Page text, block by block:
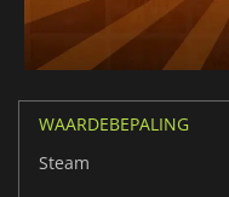
WAARDEBEPALING
Steam